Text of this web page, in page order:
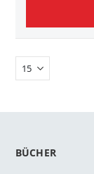
BÜCHER